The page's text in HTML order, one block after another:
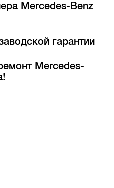
Mercedes-Benz
гарантии
Mercedes-